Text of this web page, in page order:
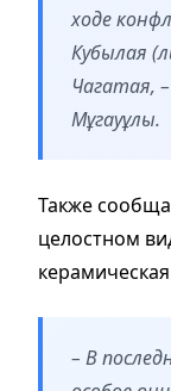
ходе
Кубылая
Чагатая,
Мұгауұлы.
Также
целостном
– В